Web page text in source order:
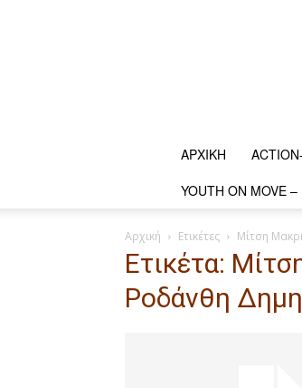
ΑΡΧΙΚΗ
YOUTH ON MOVE –
Αρχική Ετικέτες Μίτση
Ετικέτα:
Ροδάνθη